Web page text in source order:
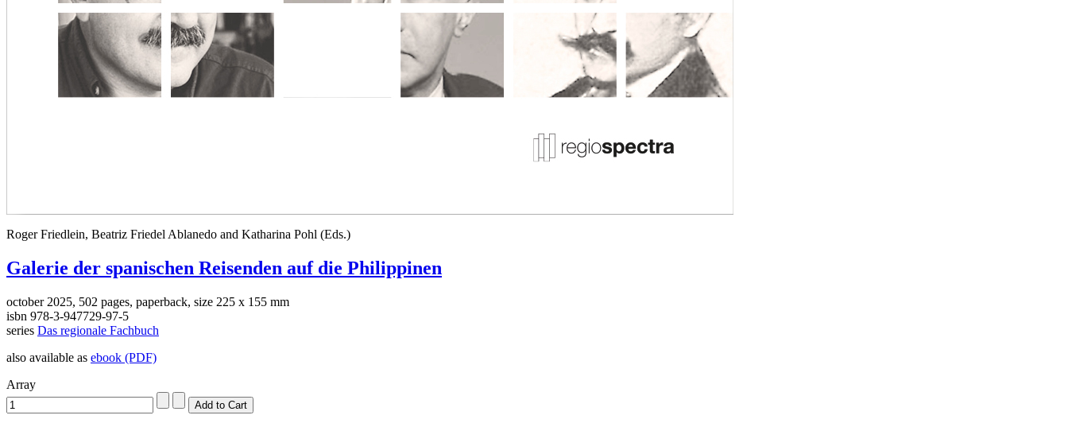
Roger Friedlein, Beatriz Friedel Ablanedo and Katharina Pohl (Eds.)
Galerie der spanischen Reisenden auf die Philippinen
october 2025, 502 pages, paperback, size 225 x 155 mm
isbn 978-3-947729-97-5
series Das regionale Fachbuch
also available as ebook (PDF)
Array